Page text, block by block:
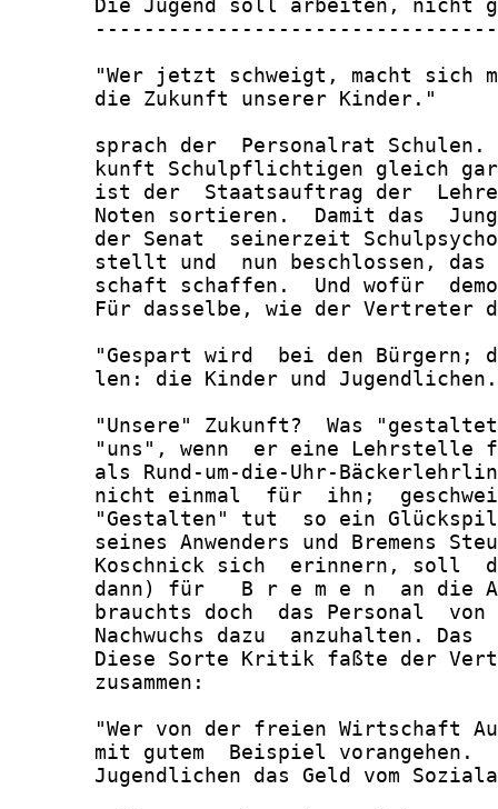
Die Jugend soll arbeiten, nicht
"Wer jetzt schweigt, macht sich
       die Zukunft unserer Kinder."
sprach der  Personalrat
kunft Schulpflichtigen gleich
ist der  Staatsauftrag der
Noten sortieren.  Damit das
der Senat  seinerzeit
stellt und  nun beschlossen,
schaft schaffen.  Und wofür
Für dasselbe, wie der Vertreter
"Gespart wird  bei den Bürgern;
len: die Kinder und
"Unsere" Zukunft?  Was
"uns", wenn  er eine Lehrstelle
als Rund-um-die-Uhr-
nicht einmal  für  ihn;
"Gestalten" tut  so ein
seines Anwenders und Bremens
Koschnick sich  erinnern, soll
dann) für   B r e m e n  an die
brauchts doch  das Personal
Nachwuchs dazu  anzuhalten. Das
Diese Sorte Kritik faßte der
       zusammen:
"Wer von der freien Wirtschaft
mit gutem  Beispiel vorangehen.
Jugendlichen das Geld vom